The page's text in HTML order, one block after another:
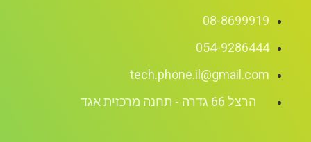
08-8699919
054-9286444
tech.phone.il@gmail.com
הרצל 66 גדרה - תחנה מרכזית אגד